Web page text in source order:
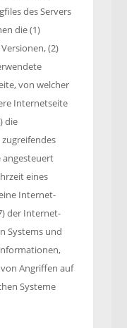
des Servers
die (1)
(2)
von welcher
Internetseite
die
angesteuert
eines
Internet-
der Internet-
Systems und
Angriffen auf
Systeme